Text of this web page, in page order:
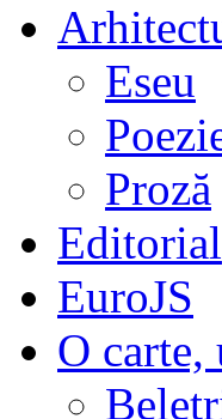
Eseu
Proză
Editorial
EuroJS
O carte,